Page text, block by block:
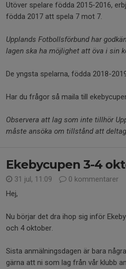
Utöver spelare födda 2015-2016,
födda 2017 att spela 7 mot 7.
Upplands Fotbollsförbund har
lagen ska ha möjlighet att öva i sin
De yngsta spelarna, födda 2018-
Har du frågor så maila till
Observera att lag som inte tillhör
måste ansöka om tillstånd att
Ekebycupen 3-4
31 jul, 11:09
0 kommentarer
Hej,
Nu börjar det dra ihop sig inför
och 4 oktober.
Sista anmälningsdagen är bara
gärna att ni som lag från vår klubb